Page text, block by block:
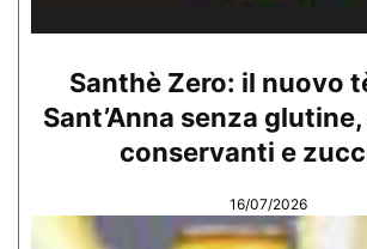
Santhè Zero: il nuovo
Sant’Anna senza
conservanti e
16/07/2026